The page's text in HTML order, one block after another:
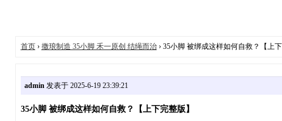
首页› 撒琅制造 35小脚 禾一原创 结绳而治› 35小脚 被绑成这样如何自救？【上下
admin发表于 2025-6-19 23:39:21
35小脚 被绑成这样如何自救？【上下完整版】